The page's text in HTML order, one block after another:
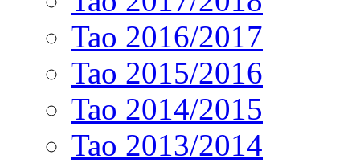
Tao 2016/2017
Tao 2015/2016
Tao 2014/2015
Tao 2013/2014